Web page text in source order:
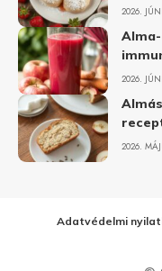
2026.
2026.
2026.
Adatvédelmi